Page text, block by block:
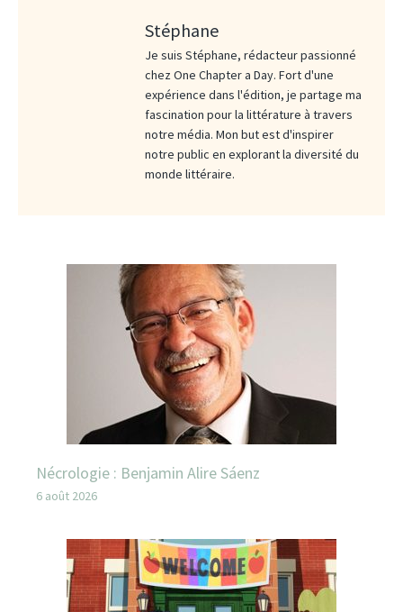
Stéphane
Je suis Stéphane, rédacteur passionné
chez One Chapter a Day. Fort d'une
expérience dans l'édition, je partage ma
fascination pour la littérature à travers
notre média. Mon but est d'inspirer
notre public en explorant la diversité du
monde littéraire.
Nécrologie : Benjamin Alire Sáenz
6 août 2026